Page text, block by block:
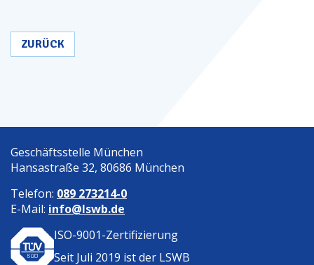
ZURÜCK
Geschäftsstelle München
Hansastraße 32, 80686 München
Telefon: 089 273214-0
E-Mail: info@lswb.de
ISO-9001-Zertifizierung
Seit Juli 2019 ist der LSWB